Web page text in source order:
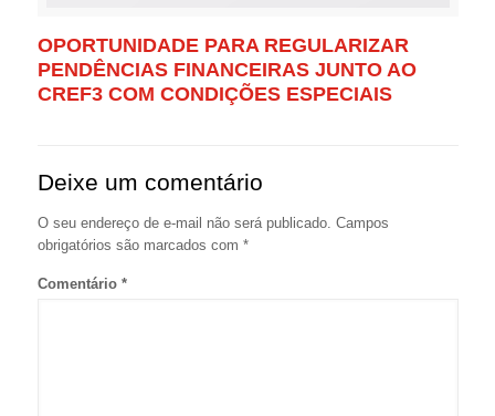
OPORTUNIDADE PARA REGULARIZAR
PENDÊNCIAS FINANCEIRAS JUNTO AO
CREF3 COM CONDIÇÕES ESPECIAIS
Deixe um comentário
O seu endereço de e-mail não será publicado. Campos
obrigatórios são marcados com *
Comentário *